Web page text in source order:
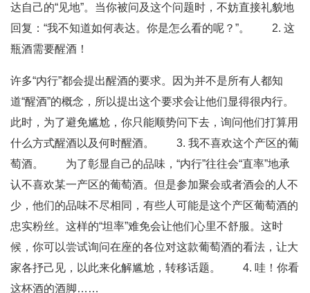
达自己的“见地”。当你被问及这个问题时，不妨直接礼貌地
回复：“我不知道如何表达。你是怎么看的呢？”。 2. 这
瓶酒需要醒酒！
许多“内行”都会提出醒酒的要求。因为并不是所有人都知
道“醒酒”的概念，所以提出这个要求会让他们显得很内行。
此时，为了避免尴尬，你只能顺势问下去，询问他们打算用
什么方式醒酒以及何时醒酒。 3. 我不喜欢这个产区的葡
萄酒。 为了彰显自己的品味，“内行”往往会“直率”地承
认不喜欢某一产区的葡萄酒。但是参加聚会或者酒会的人不
少，他们的品味不尽相同，有些人可能是这个产区葡萄酒的
忠实粉丝。这样的“坦率”难免会让他们心里不舒服。这时
候，你可以尝试询问在座的各位对这款葡萄酒的看法，让大
家各抒己见，以此来化解尴尬，转移话题。 4. 哇！你看
这杯酒的酒脚……